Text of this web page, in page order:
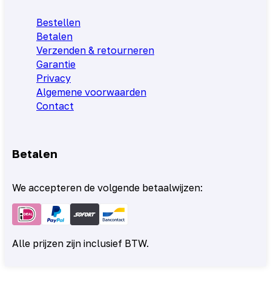
Bestellen
Betalen
Verzenden & retourneren
Garantie
Privacy
Algemene voorwaarden
Contact
Betalen
We accepteren de volgende betaalwijzen:
Alle prijzen zijn inclusief BTW.